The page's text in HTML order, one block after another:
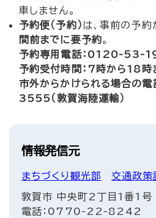
車しません。
予約便（予約）は、事前の予約
間前までに要予約。
予約専用電話：0120-53-
予約受付時間：7時から18時
市外からかけられる場合の
3555（敦賀海陸運輸）
情報発信元
まちづくり観光部 交通政策
敦賀市 中央町2丁目1番1
電話：0770-22-8242